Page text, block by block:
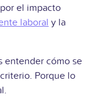
el impacto
laboral y la
entender cómo se
Porque lo